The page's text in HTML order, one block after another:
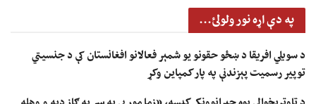
په دې اړه نور ولولئ...
د سویلي افریقا د ښځو حقونو یو شمېر فعالانو افغانستان کې د جنسیتي
توپیر رسمیت پېزندنې په پار کمپاین وکړ